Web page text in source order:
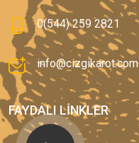
0(544) 259 2821
info@cizgikarot.com
FAYDALI LINKLER